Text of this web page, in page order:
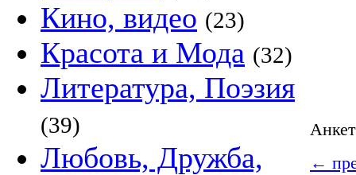
Кино, видео (23)
Красота и Мода (32)
Литература, Поэзия
(39)
Любовь, Дружба,
←